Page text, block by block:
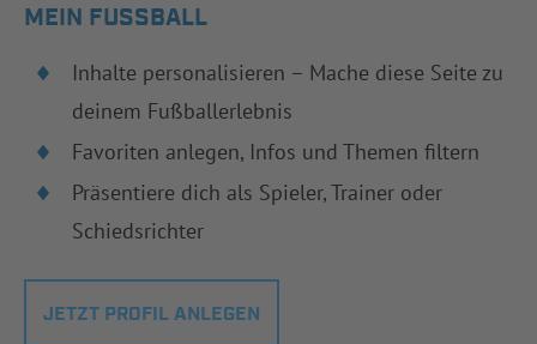
MEIN FUSSBALL
Inhalte personalisieren – Mache diese Seite zu
deinem Fußballerlebnis
Favoriten anlegen, Infos und Themen filtern
Präsentiere dich als Spieler, Trainer oder
Schiedsrichter
JETZT PROFIL ANLEGEN